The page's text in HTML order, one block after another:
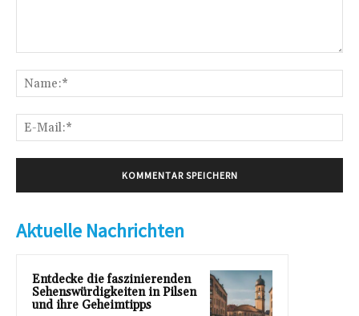
Aktuelle Nachrichten
Entdecke die faszinierenden
Sehenswürdigkeiten in Pilsen
und ihre Geheimtipps